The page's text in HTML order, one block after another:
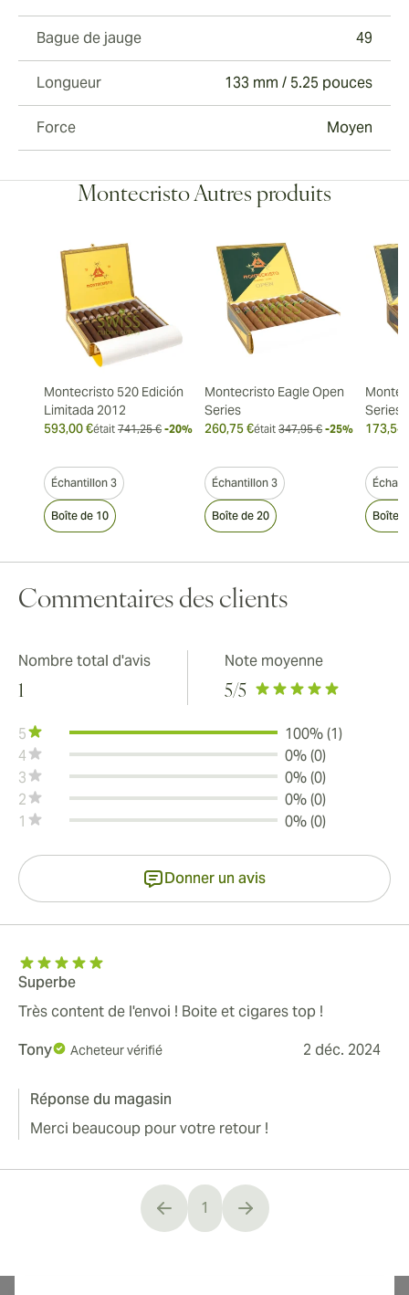
Bague de jauge 49
Longueur 133 mm / 5.25 pouces
Force Moyen
Montecristo Autres produits
Montecristo 520 Edición
Limitada 2012
593,00 €était 741,25 € -20%
Échantillon 3
Boîte de 10
Montecristo Eagle Open
Series
260,75 €était 347,95 € -25%
Échantillon 3
Boîte de 20
Series
173,54
Boîte
Commentaires des clients
Nombre total d'avis
1
Note moyenne
5/5
5
100% (1)
4
0% (0)
3
0% (0)
2
0% (0)
1
0% (0)
Donner un avis
Superbe
Très content de l'envoi ! Boite et cigares top !
Tony
Acheteur vérifié 2 déc. 2024
Réponse du magasin
Merci beaucoup pour votre retour !
You're currently reading page
1